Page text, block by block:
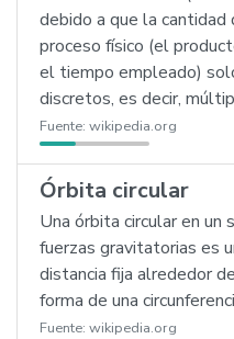
debido a que la cantidad
proceso físico (el
el tiempo empleado)
discretos, es decir,
Fuente: wikipedia.org
Órbita circular
Una órbita circular en un
fuerzas gravitatorias es
distancia fija alrededor
forma de una
Fuente: wikipedia.org